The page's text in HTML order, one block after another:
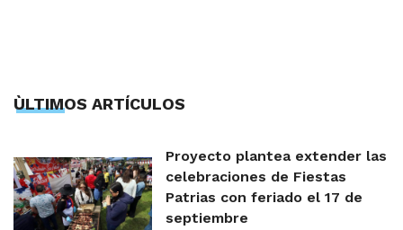
ÙLTIMOS ARTÍCULOS
Proyecto plantea extender las
celebraciones de Fiestas
Patrias con feriado el 17 de
septiembre